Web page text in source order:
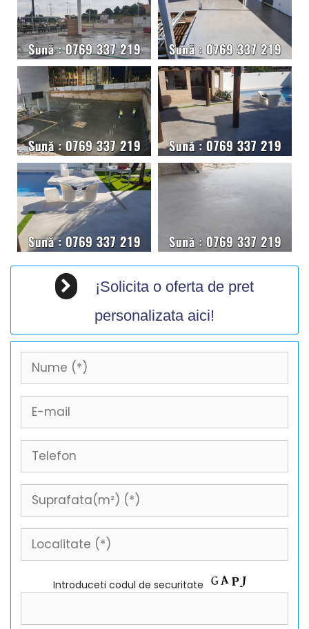
¡Solicita o oferta de pret
personalizata aici!
Introduceti codul de securitate